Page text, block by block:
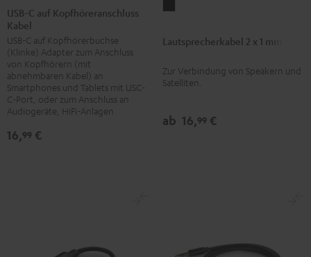
C
auf
Kopfhöreranschluss
Kabel
Schwarz
USB-C auf Kopfhöreranschluss
Kabel
USB-C auf Kopfhörerbuchse
(Klinke) Adapter zum Anschluss
von Kopfhörern (mit
abnehmbaren Kabel) an
Smartphones und Tablets mit USC-
C-Port, oder zum Anschluss an
Audiogeräte, HiFi-Anlagen
16,99 €
x
mm²
Schwarz
Lautsprecherkabel 2 x 1 mm²
Zur Verbindung von Speakern und
Satelliten.
ab 16,99 €